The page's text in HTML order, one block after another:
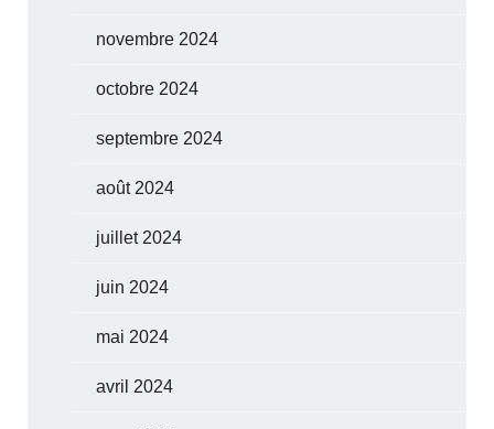
novembre 2024
octobre 2024
septembre 2024
août 2024
juillet 2024
juin 2024
mai 2024
avril 2024